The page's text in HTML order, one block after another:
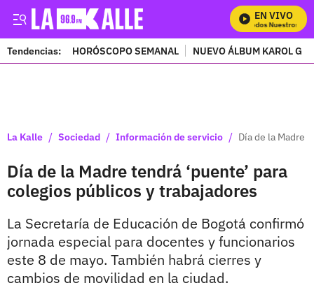
EN VIVO
Mira Todos Nuestros
Tendencias: HORÓSCOPO SEMANAL NUEVO ÁLBUM KAROL G
La Kalle / Sociedad / Información de servicio / Día de la Madre
Día de la Madre tendrá ‘puente’ para
colegios públicos y trabajadores
La Secretaría de Educación de Bogotá confirmó
jornada especial para docentes y funcionarios
este 8 de mayo. También habrá cierres y
cambios de movilidad en la ciudad.